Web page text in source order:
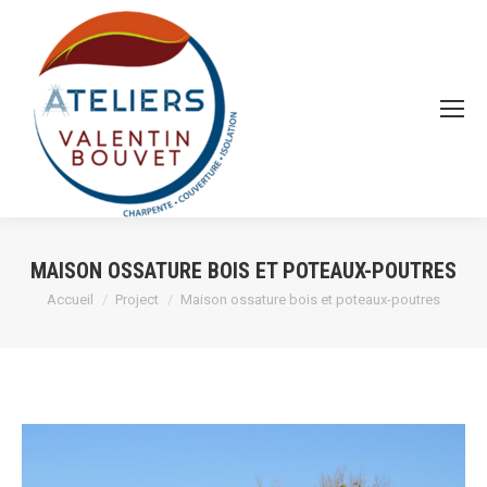
MAISON OSSATURE BOIS ET POTEAUX-POUTRES
Vous êtes ici :
Accueil Project Maison ossature bois et poteaux-poutres